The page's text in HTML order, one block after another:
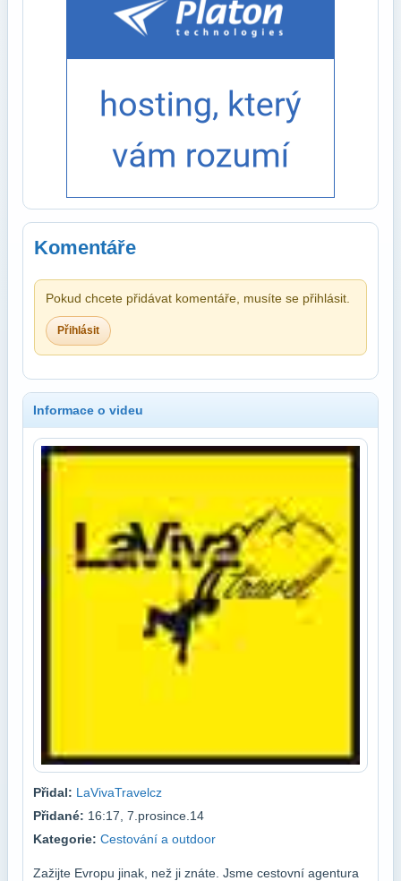
Komentáře
Pokud chcete přidávat komentáře, musíte se přihlásit.
Přihlásit
Informace o videu
Přidal: LaVivaTravelcz
Přidané: 16:17, 7.prosince.14
Kategorie: Cestování a outdoor
Zažijte Evropu jinak, než ji znáte. Jsme cestovní agentura